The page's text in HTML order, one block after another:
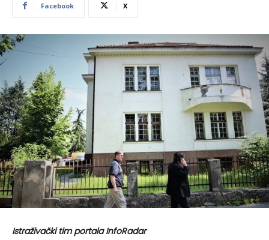
Facebook X
Istraživački tim portala InfoRadar